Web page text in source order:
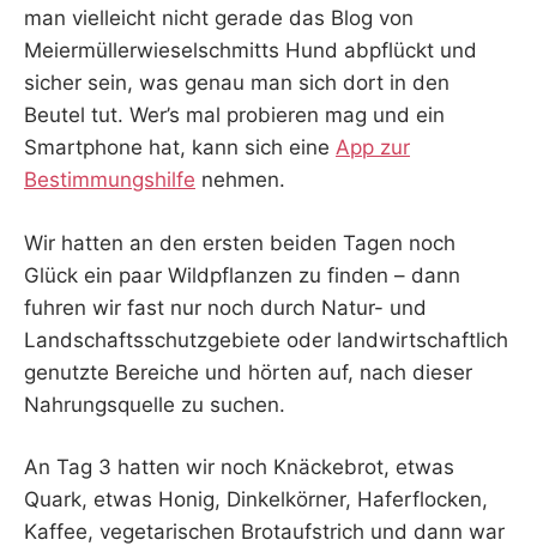
man vielleicht nicht gerade das Blog von
Meiermüllerwieselschmitts Hund abpflückt und
sicher sein, was genau man sich dort in den
Beutel tut. Wer’s mal probieren mag und ein
Smartphone hat, kann sich eine App zur
Bestimmungshilfe nehmen.
Wir hatten an den ersten beiden Tagen noch
Glück ein paar Wildpflanzen zu finden – dann
fuhren wir fast nur noch durch Natur- und
Landschaftsschutzgebiete oder landwirtschaftlich
genutzte Bereiche und hörten auf, nach dieser
Nahrungsquelle zu suchen.
An Tag 3 hatten wir noch Knäckebrot, etwas
Quark, etwas Honig, Dinkelkörner, Haferflocken,
Kaffee, vegetarischen Brotaufstrich und dann war